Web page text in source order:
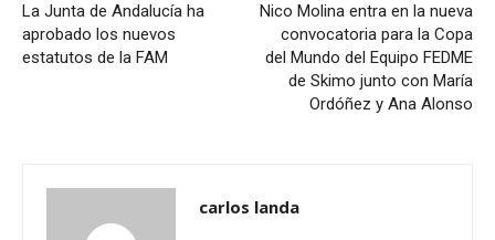
La Junta de Andalucía ha
aprobado los nuevos
estatutos de la FAM
Nico Molina entra en la nueva
convocatoria para la Copa
del Mundo del Equipo FEDME
de Skimo junto con María
Ordóñez y Ana Alonso
carlos landa